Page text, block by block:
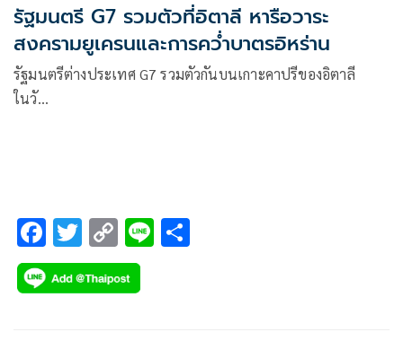
รัฐมนตรี G7 รวมตัวที่อิตาลี หารือวาระ
สงครามยูเครนและการคว่ำบาตรอิหร่าน
รัฐมนตรีต่างประเทศ G7 รวมตัวกันบนเกาะคาปรีของอิตาลี
ในวั…
F
ac
e
T
wi
tt
C
o
p
Li